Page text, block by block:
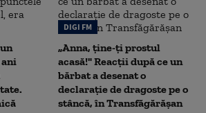
DIGI FM
„Anna, ţine-ţi prostul
acasă!" Reacţii după ce un
bărbat a desenat o
declaraţie de dragoste pe o
stâncă, în Transfăgărăşan